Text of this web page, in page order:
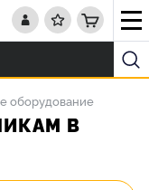
оборудование
В